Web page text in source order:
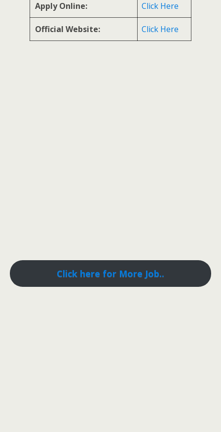
Apply Online: Click Here
Official Website: Click Here
Click here for More Job..